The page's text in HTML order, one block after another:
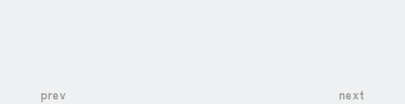
prev next